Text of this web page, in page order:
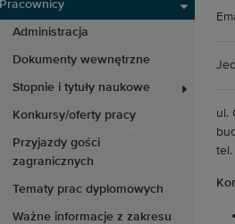
Pracownicy
Administracja
Dokumenty wewnętrzne
Stopnie i tytuły naukowe
Konkursy/oferty pracy
Przyjazdy gości
zagranicznych
Tematy prac dyplomowych
Ważne informacje z zakresu
ul.
tel.